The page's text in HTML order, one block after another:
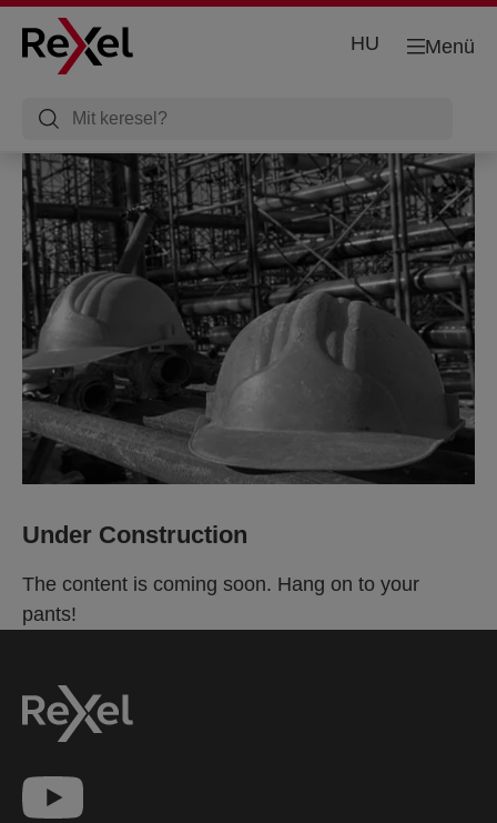
Menü
HU
Under Construction
The content is coming soon. Hang on to your
pants!